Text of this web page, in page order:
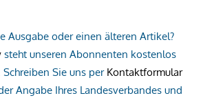
Ausgabe oder einen älteren Artikel?
steht unseren Abonnenten kostenlos
Sie uns per Kontaktformular
Angabe Ihres Landesverbandes und